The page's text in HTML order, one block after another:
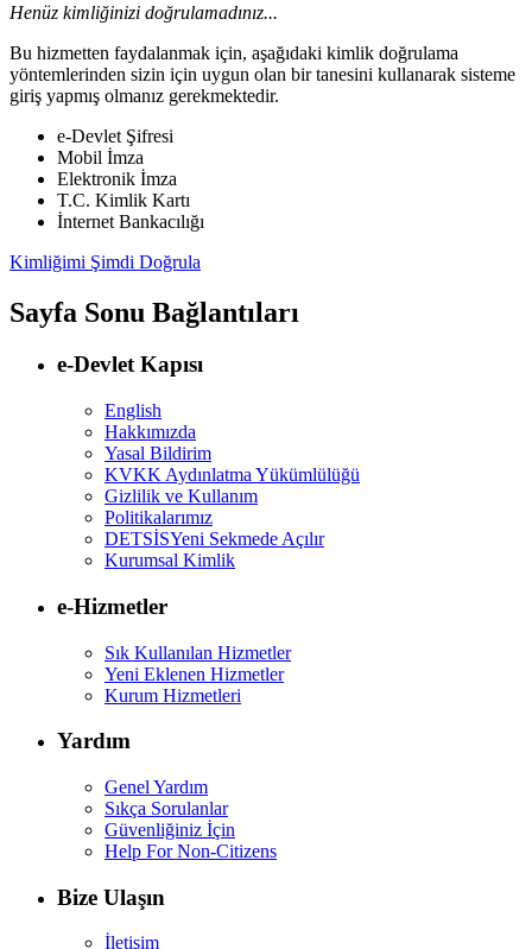
Henüz kimliğinizi doğrulamadınız...
Bu hizmetten faydalanmak için, aşağıdaki kimlik doğrulama
yöntemlerinden sizin için uygun olan bir tanesini kullanarak sisteme
giriş yapmış olmanız gerekmektedir.
e-Devlet Şifresi
Mobil İmza
Elektronik İmza
T.C. Kimlik Kartı
İnternet Bankacılığı
Kimliğimi Şimdi Doğrula
Sayfa Sonu Bağlantıları
e-Devlet Kapısı
English
Hakkımızda
Yasal Bildirim
KVKK Aydınlatma Yükümlülüğü
Gizlilik ve Kullanım
Politikalarımız
DETSİSYeni Sekmede Açılır
Kurumsal Kimlik
e-Hizmetler
Sık Kullanılan Hizmetler
Yeni Eklenen Hizmetler
Kurum Hizmetleri
Yardım
Genel Yardım
Sıkça Sorulanlar
Güvenliğiniz İçin
Help For Non-Citizens
Bize Ulaşın
İletişim